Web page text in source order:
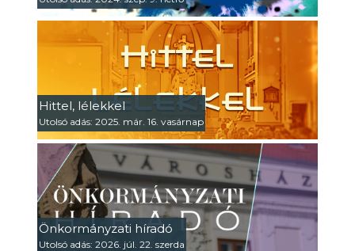
Hittel, lélekkel
Utolsó adás: 2025. már. 16. vasárnap
Önkormányzati híradó
Utolsó adás: 2026. júl. 22. szerda